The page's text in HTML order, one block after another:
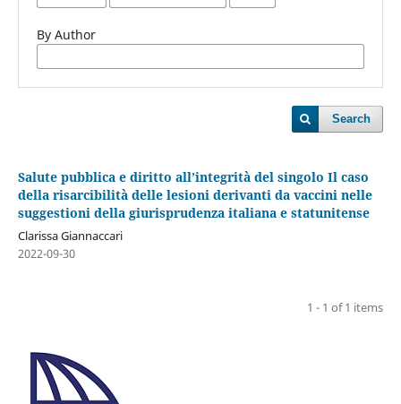
By Author
Search
Salute pubblica e diritto all’integrità del singolo Il caso
della risarcibilità delle lesioni derivanti da vaccini nelle
suggestioni della giurisprudenza italiana e statunitense
Clarissa Giannaccari
2022-09-30
1 - 1 of 1 items